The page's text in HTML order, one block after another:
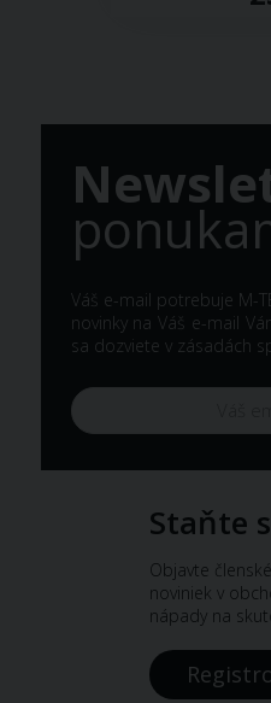
Váš e-mail potrebuje M-
novinky na Váš e-mail
sa dozviete v zásadách
Staňte
Objavte
noviniek v
nápady na